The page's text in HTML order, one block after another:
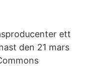
ett
den 21 mars